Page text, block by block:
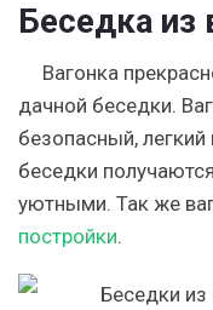
Беседка из
Вагонка
дачной беседки.
безопасный, легкий
беседки
уютными. Так же
постройки.